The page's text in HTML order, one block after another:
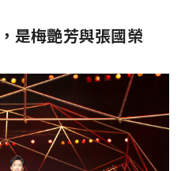
是梅艷芳與張國榮